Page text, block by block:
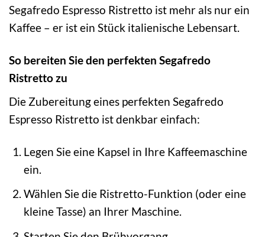
Segafredo Espresso Ristretto ist mehr als nur ein
Kaffee – er ist ein Stück italienische Lebensart.
So bereiten Sie den perfekten Segafredo
Ristretto zu
Die Zubereitung eines perfekten Segafredo
Espresso Ristretto ist denkbar einfach:
Legen Sie eine Kapsel in Ihre Kaffeemaschine
ein.
Wählen Sie die Ristretto-Funktion (oder eine
kleine Tasse) an Ihrer Maschine.